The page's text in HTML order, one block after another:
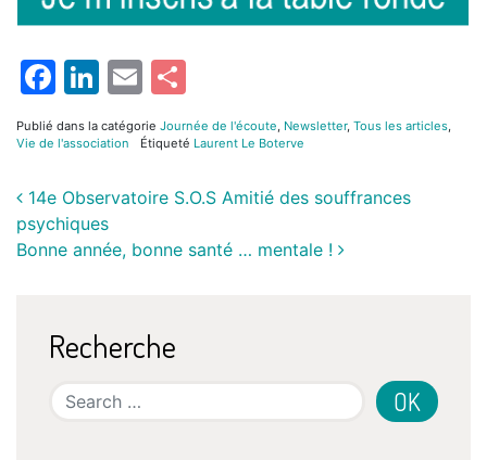
Facebook
LinkedIn
Email
Publié dans la catégorie Journée de l'écoute, Newsletter, Tous les articles,
Vie de l'association
Étiqueté Laurent Le Boterve
14e Observatoire S.O.S Amitié des souffrances
psychiques
Bonne année, bonne santé … mentale !
Recherche
Search